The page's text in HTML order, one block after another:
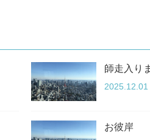
師走入り
2025.12.01
お彼岸